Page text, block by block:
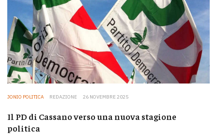
JONIO POLITICA REDAZIONE 26 NOVEMBRE 2025
Il PD di Cassano verso una nuova stagione
politica